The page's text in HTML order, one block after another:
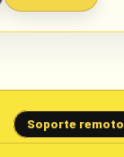
Soporte remoto